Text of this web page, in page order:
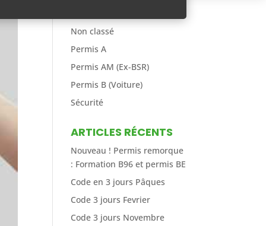
Non classé
Permis A
Permis AM (Ex-BSR)
Permis B (Voiture)
Sécurité
ARTICLES RÉCENTS
Nouveau ! Permis remorque
: Formation B96 et permis BE
Code en 3 jours Pâques
Code 3 jours Fevrier
Code 3 jours Novembre